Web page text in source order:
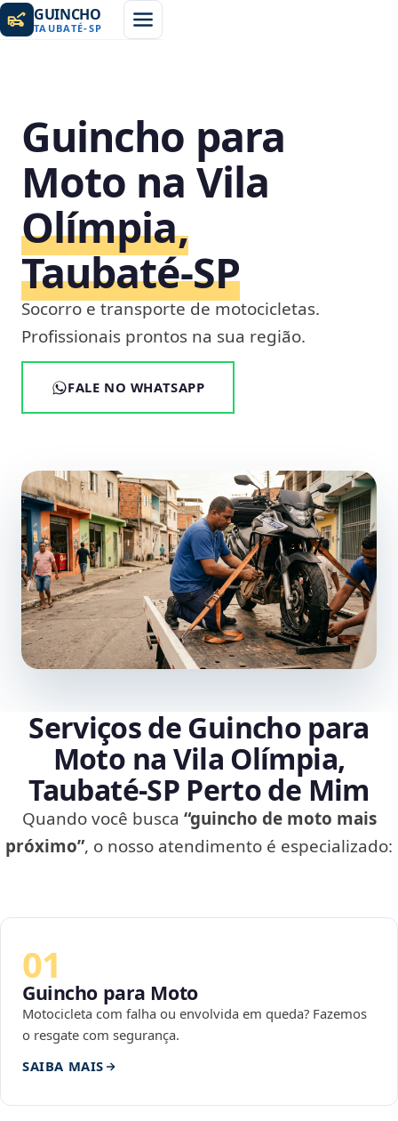
GUINCHO
TAUBATÉ-SP
Guincho para
Moto na Vila
Olímpia,
Taubaté‑SP
Socorro e transporte de motocicletas.
Profissionais prontos na sua região.
FALE NO WHATSAPP
Serviços de Guincho para
Moto na Vila Olímpia,
Taubaté‑SP Perto de Mim
Quando você busca “guincho de moto mais
próximo”, o nosso atendimento é especializado:
01
Guincho para Moto
Motocicleta com falha ou envolvida em queda? Fazemos
o resgate com segurança.
SAIBA MAIS